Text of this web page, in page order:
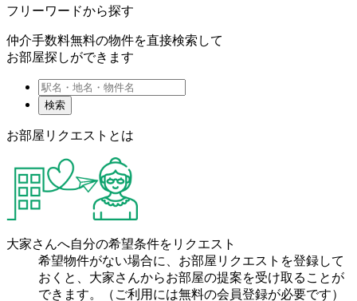
フリーワードから探す
仲介手数料無料の物件を直接検索して
お部屋探しができます
検索
お部屋リクエストとは
大家さんへ自分の希望条件をリクエスト
希望物件がない場合に、お部屋リクエストを登録して
おくと、大家さんからお部屋の提案を受け取ることが
できます。（ご利用には無料の会員登録が必要です）